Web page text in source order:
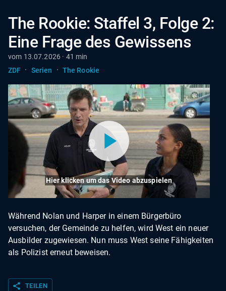
The Rookie: Staffel 3, Folge 2:
Eine Frage des Gewissens
vom 13.07.2026 · 41 min
ZDF · Serien · The Rookie
Hier klicken um das Video abzuspielen
Während Nolan und Harper in einem Bürgerbüro
versuchen, der Gemeinde zu helfen, wird West ein neuer
Ausbilder zugewiesen. Nun muss West seine Fähigkeiten
als Polizist erneut beweisen.
share TEILEN